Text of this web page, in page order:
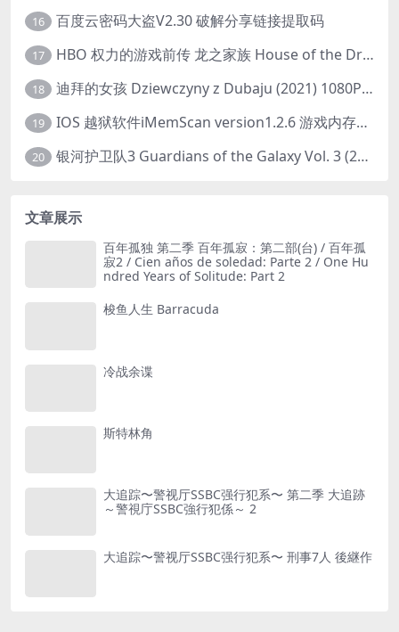
16 百度云密码大盗V2.30 破解分享链接提取码
17 HBO 权力的游戏前传 龙之家族 House of the Dragon (2022) 中字 1080P 更新4集
18 迪拜的女孩 Dziewczyny z Dubaju (2021) 1080P 中字
19 IOS 越狱软件iMemScan version1.2.6 游戏内存修改器
20 银河护卫队3 Guardians of the Galaxy Vol. 3 (2023)4K高清资源1080p只分享精品
文章展示
百年孤独 第二季 百年孤寂：第二部(台) / 百年孤
寂2 / Cien años de soledad: Parte 2 / One Hu
ndred Years of Solitude: Part 2
梭鱼人生 Barracuda
冷战余谍
斯特林角
大追踪〜警视厅SSBC强行犯系〜 第二季 大追跡
～警視庁SSBC強行犯係～ 2
大追踪〜警视厅SSBC强行犯系〜 刑事7人 後継作